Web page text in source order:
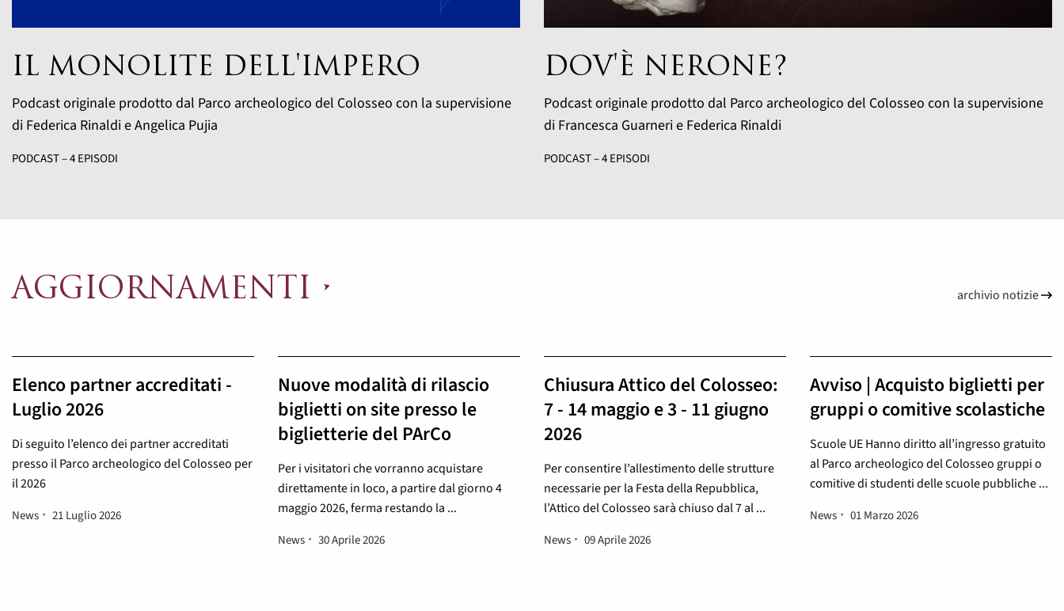
IL MONOLITE DELL'IMPERO
Podcast originale prodotto dal Parco archeologico del Colosseo con la supervisione
di Federica Rinaldi e Angelica Pujia
PODCAST – 4 EPISODI
DOV'È NERONE?
Podcast originale prodotto dal Parco archeologico del Colosseo con la supervisione
di Francesca Guarneri e Federica Rinaldi
PODCAST – 4 EPISODI
AGGIORNAMENTI archivio notizie
Elenco partner accreditati -
Luglio 2026
Di seguito l’elenco dei partner accreditati
presso il Parco archeologico del Colosseo per
il 2026
News 21 Luglio 2026
Nuove modalità di rilascio
biglietti on site presso le
biglietterie del PArCo
Per i visitatori che vorranno acquistare
direttamente in loco, a partire dal giorno 4
maggio 2026, ferma restando la ...
News 30 Aprile 2026
Chiusura Attico del Colosseo:
7 - 14 maggio e 3 - 11 giugno
2026
Per consentire l’allestimento delle strutture
necessarie per la Festa della Repubblica,
l’Attico del Colosseo sarà chiuso dal 7 al ...
News 09 Aprile 2026
Avviso | Acquisto biglietti per
gruppi o comitive scolastiche
Scuole UE Hanno diritto all’ingresso gratuito
al Parco archeologico del Colosseo gruppi o
comitive di studenti delle scuole pubbliche ...
News 01 Marzo 2026